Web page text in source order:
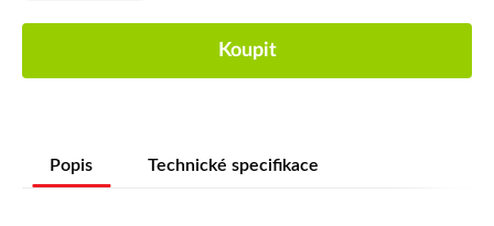
Koupit
Popis Technické specifikace